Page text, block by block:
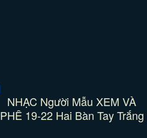
NHẠC Người Mẫu XEM VÀ
PHÊ 19-22 Hai Bàn Tay Trắng